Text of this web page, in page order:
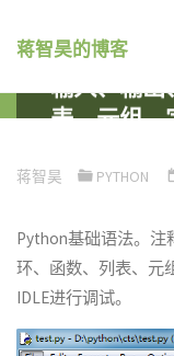
蒋智昊的博客
Python基
输入、输出
表、元组、
输入、输出、判断、
蒋智昊 PYTHON
Python基础语法。注
环、函数、列表、元
IDLE进行调试。